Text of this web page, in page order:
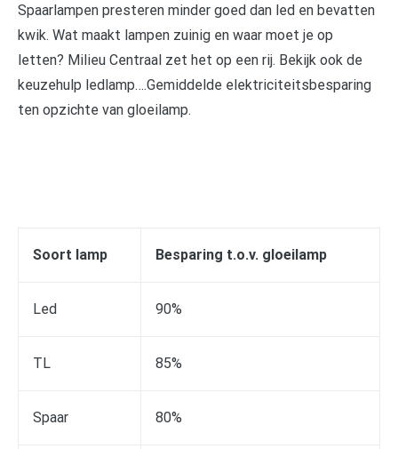
Spaarlampen presteren minder goed dan led en bevatten
kwik. Wat maakt lampen zuinig en waar moet je op
letten? Milieu Centraal zet het op een rij. Bekijk ook de
keuzehulp ledlamp….Gemiddelde elektriciteitsbesparing
ten opzichte van gloeilamp.
Soort lamp Besparing t.o.v. gloeilamp
Led 90%
TL 85%
Spaar 80%